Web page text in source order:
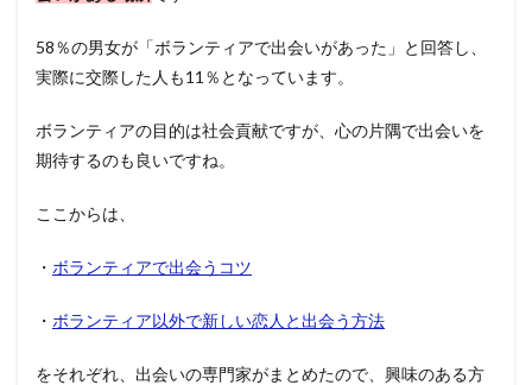
58％の男女が「ボランティアで出会いがあった」と回答し、
実際に交際した人も11％となっています。
ボランティアの目的は社会貢献ですが、心の片隅で出会いを
期待するのも良いですね。
ここからは、
・ ボランティアで出会うコツ
・ ボランティア以外で新しい恋人と出会う方法
をそれぞれ、出会いの専門家がまとめたので、興味のある方